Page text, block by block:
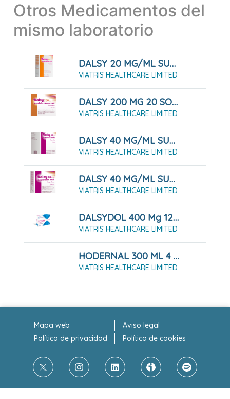
Otros Medicamentos del
mismo laboratorio
DALSY 20 MG/ML SUSPENSIÓN ORAL 200ML
VIATRIS HEALTHCARE LIMITED
DALSY 200 MG 20 SOBRES EFERVESCENTES
VIATRIS HEALTHCARE LIMITED
DALSY 40 MG/ML SUSPENSION ORAL 150 ML
VIATRIS HEALTHCARE LIMITED
DALSY 40 MG/ML SUSPENSION ORAL 30 ML
VIATRIS HEALTHCARE LIMITED
DALSYDOL 400 Mg 12 SOBRES SUSPENSION ORAL 10 Ml
VIATRIS HEALTHCARE LIMITED
HODERNAL 300 ML 4 G/5 ML SOLUCIÓN 300 ML
VIATRIS HEALTHCARE LIMITED
Mapa web
Aviso legal
Política de privacidad
Política de cookies